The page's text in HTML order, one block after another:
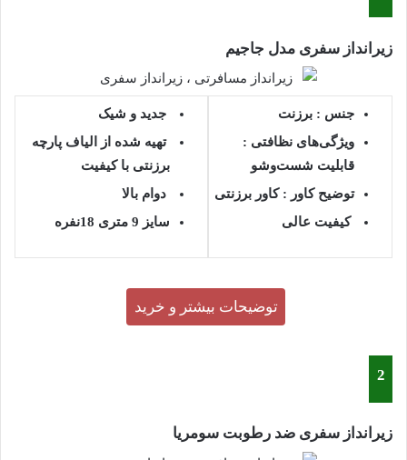
زیرانداز سفری مدل جاجیم
جنس : برزنت
ویژگی‌های نظافتی :
قابلیت شست‌وشو
توضیح کاور :کاور برزنتی
کیفیت عالی
جدید و شیک
تهیه شده از الیاف پارچه
برزنتی با کیفیت
دوام بالا
سایز 9 متری 18نفره
توضیحات بیشتر و خرید
2
زیرانداز سفری ضد رطوبت سومریا